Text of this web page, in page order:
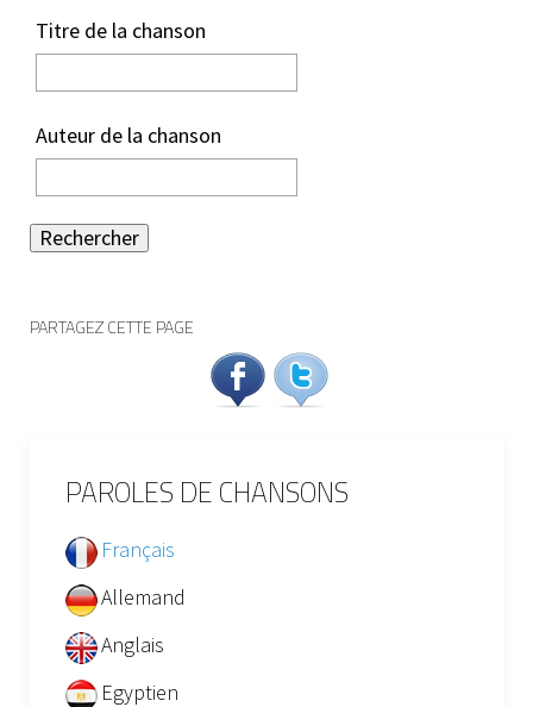
Titre de la chanson
Auteur de la chanson
Rechercher
PARTAGEZ CETTE PAGE
PAROLES DE CHANSONS
Français
Allemand
Anglais
Egyptien